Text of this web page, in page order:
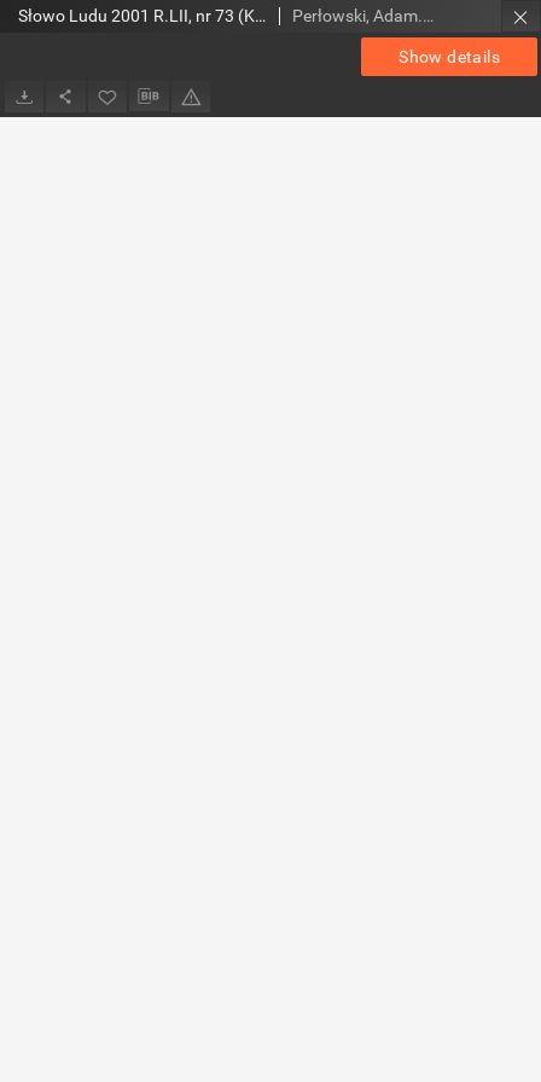
Show details
Słowo Ludu 2001 R.LII, nr 73 (Kielce region) Perłowski, Adam. Red.